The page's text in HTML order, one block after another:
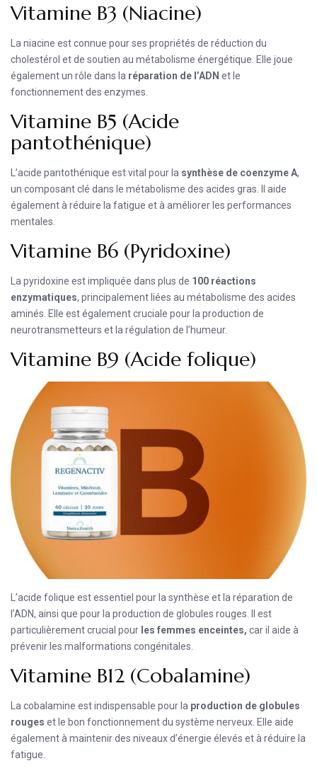
Vitamine B3 (Niacine)
La niacine est connue pour ses propriétés de réduction du
cholestérol et de soutien au métabolisme énergétique. Elle joue
également un rôle dans la réparation de l’ADN et le
fonctionnement des enzymes.
Vitamine B5 (Acide
pantothénique)
L’acide pantothénique est vital pour la synthèse de coenzyme A,
un composant clé dans le métabolisme des acides gras. Il aide
également à réduire la fatigue et à améliorer les performances
mentales.
Vitamine B6 (Pyridoxine)
La pyridoxine est impliquée dans plus de 100 réactions
enzymatiques, principalement liées au métabolisme des acides
aminés. Elle est également cruciale pour la production de
neurotransmetteurs et la régulation de l’humeur.
Vitamine B9 (Acide folique)
L’acide folique est essentiel pour la synthèse et la réparation de
l’ADN, ainsi que pour la production de globules rouges. Il est
particulièrement crucial pour les femmes enceintes, car il aide à
prévenir les malformations congénitales.
Vitamine B12 (Cobalamine)
La cobalamine est indispensable pour la production de globules
rouges et le bon fonctionnement du système nerveux. Elle aide
également à maintenir des niveaux d’énergie élevés et à réduire la
fatigue.